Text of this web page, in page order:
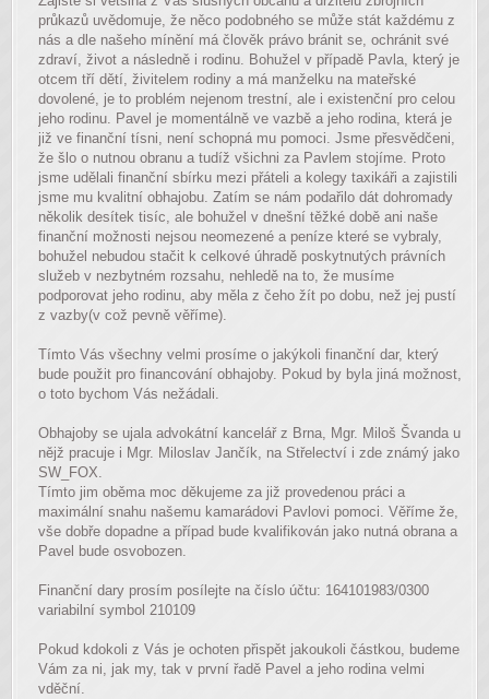
průkazů uvědomuje, že něco podobného se může stát každému z
nás a dle našeho mínění má člověk právo bránit se, ochránit své
zdraví, život a následně i rodinu. Bohužel v případě Pavla, který je
otcem tří dětí, živitelem rodiny a má manželku na mateřské
dovolené, je to problém nejenom trestní, ale i existenční pro celou
jeho rodinu. Pavel je momentálně ve vazbě a jeho rodina, která je
již ve finanční tísni, není schopná mu pomoci. Jsme přesvědčeni,
že šlo o nutnou obranu a tudíž všichni za Pavlem stojíme. Proto
jsme udělali finanční sbírku mezi přáteli a kolegy taxikáři a zajistili
jsme mu kvalitní obhajobu. Zatím se nám podařilo dát dohromady
několik desítek tisíc, ale bohužel v dnešní těžké době ani naše
finanční možnosti nejsou neomezené a peníze které se vybraly,
bohužel nebudou stačit k celkové úhradě poskytnutých právních
služeb v nezbytném rozsahu, nehledě na to, že musíme
podporovat jeho rodinu, aby měla z čeho žít po dobu, než jej pustí
z vazby(v což pevně věříme).
Tímto Vás všechny velmi prosíme o jakýkoli finanční dar, který
bude použit pro financování obhajoby. Pokud by byla jiná možnost,
o toto bychom Vás nežádali.
Obhajoby se ujala advokátní kancelář z Brna, Mgr. Miloš Švanda u
nějž pracuje i Mgr. Miloslav Jančík, na Střelectví i zde známý jako
SW_FOX.
Tímto jim oběma moc děkujeme za již provedenou práci a
maximální snahu našemu kamarádovi Pavlovi pomoci. Věříme že,
vše dobře dopadne a případ bude kvalifikován jako nutná obrana a
Pavel bude osvobozen.
Finanční dary prosím posílejte na číslo účtu: 164101983/0300
variabilní symbol 210109
Pokud kdokoli z Vás je ochoten přispět jakoukoli částkou, budeme
Vám za ni, jak my, tak v první řadě Pavel a jeho rodina velmi
vděční.